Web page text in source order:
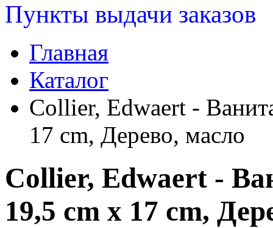
Пункты выдачи заказов
Главная
Каталог
Collier, Edwaert -
17 cm, Дерево, масло
Collier, Edwaert -
19,5 cm x 17 cm,